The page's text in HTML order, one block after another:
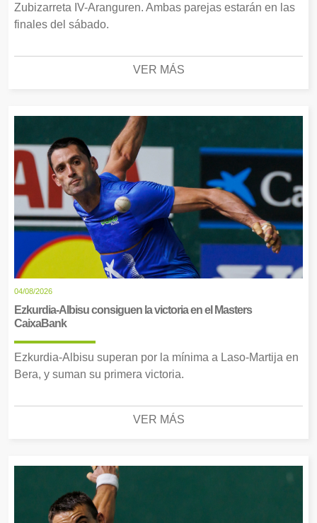
Zubizarreta IV-Aranguren. Ambas parejas estarán en las
finales del sábado.
VER MÁS
04/08/2026
Ezkurdia-Albisu consiguen la victoria en el Masters
CaixaBank
Ezkurdia-Albisu superan por la mínima a Laso-Martija en
Bera, y suman su primera victoria.
VER MÁS